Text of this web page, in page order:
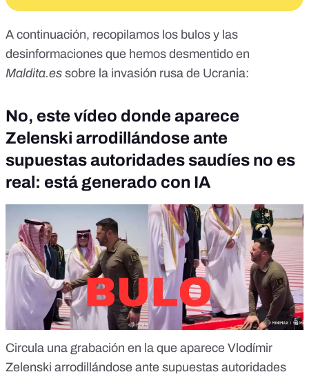
A continuación, recopilamos los bulos y las
desinformaciones que hemos desmentido en
Maldita.es sobre la invasión rusa de Ucrania:
No, este vídeo donde aparece
Zelenski arrodillándose ante
supuestas autoridades saudíes no es
real: está generado con IA
Circula una grabación en la que aparece Vlodímir
Zelenski arrodillándose ante supuestas autoridades